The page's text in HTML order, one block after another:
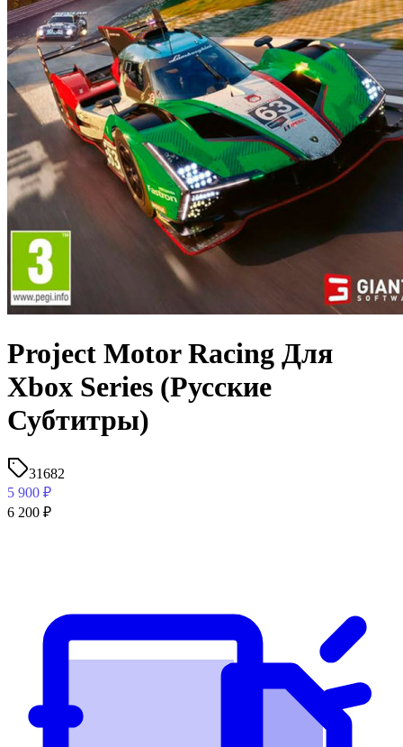
Project Motor Racing Для
Xbox Series (Русские
Субтитры)
31682
5 900 ₽
6 200 ₽